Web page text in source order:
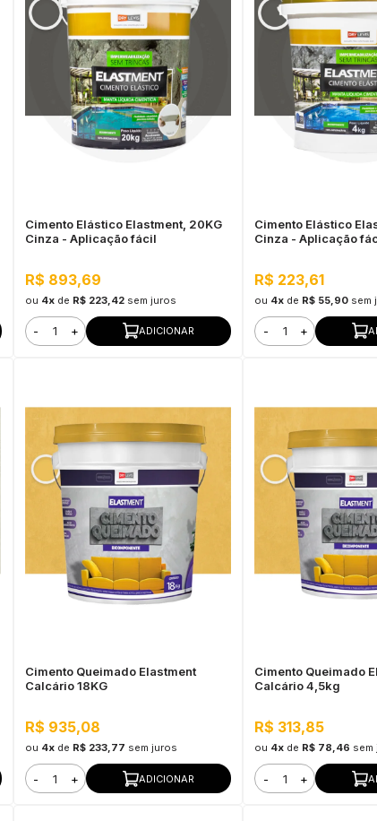
Cimento Elástico Elastment, 20KG
Cinza - Aplicação fácil
R$ 893,69
ou 4xde R$ 223,42 sem juros
- + ADICIONAR
Cimento Elástico
Cinza - Aplicação
R$ 223,61
ou 4x de R$ 55,90 sem
- +
Cimento Queimado Elastment
Calcário 18KG
R$ 935,08
ou 4xde R$ 233,77 sem juros
- + ADICIONAR
Cimento Queimado
Calcário 4,5kg
R$ 313,85
ou 4x de R$ 78,46 sem
- +